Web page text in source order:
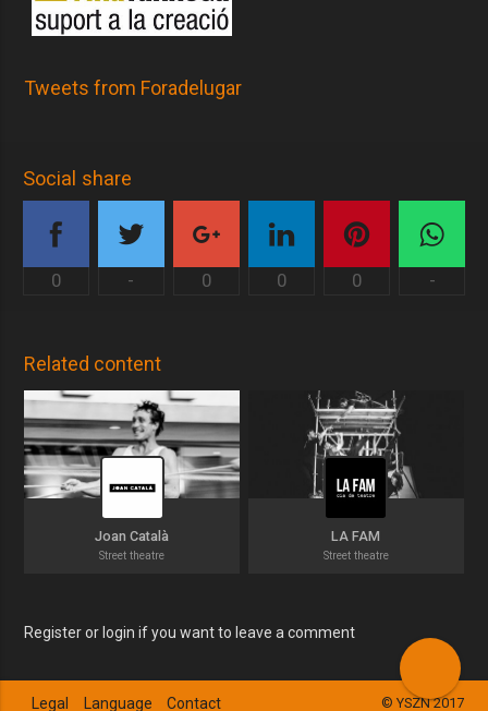
Tweets from Foradelugar
Social share
0 - 0 0 0 -
Related content
Joan Català
Street theatre
LA FAM
Street theatre
Register or login if you want to leave a comment
© YSZN 2017
Legal Language Contact